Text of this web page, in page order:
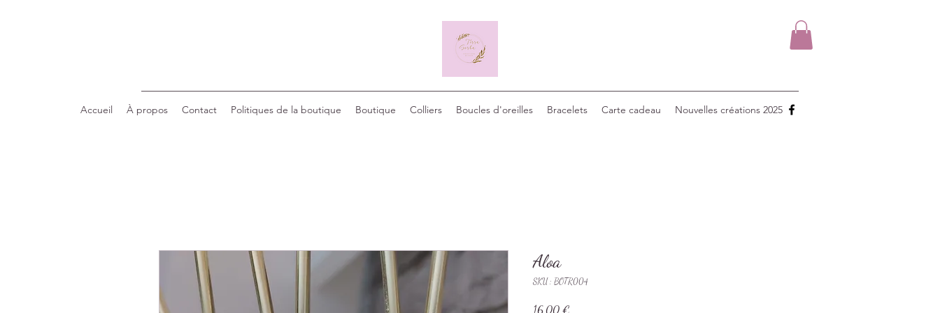
Accueil À propos Contact Politiques de la boutique Boutique Colliers Boucles d'oreilles Bracelets Carte cadeau Nouvelles créations 2025
Aloa
SKU : BOTR004
16,00 €